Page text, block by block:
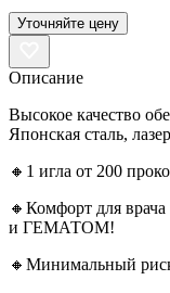
Уточняйте цену
Описание
Высокое качество
Японская сталь,
🔸1 игла от 200
🔸Комфорт для
и ГЕМАТОМ!
🔸Минимальный